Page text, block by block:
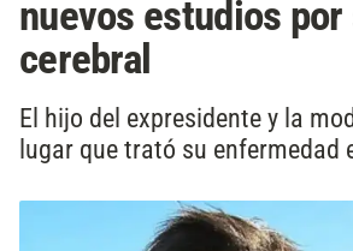
nuevos estudios
cerebral
El hijo del expresidente y la
lugar que trató su enfermedad